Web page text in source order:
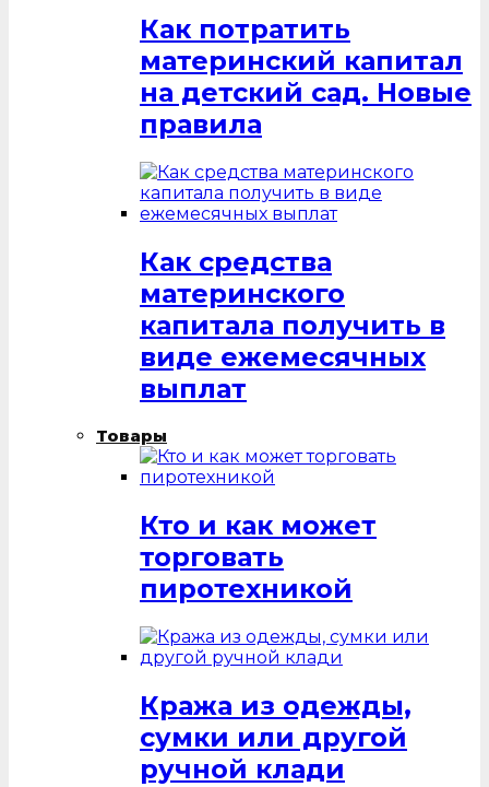
Как потратить
материнский капитал
на детский сад. Новые
правила
Как средства
материнского
капитала получить в
виде ежемесячных
выплат
Товары
Кто и как может
торговать
пиротехникой
Кража из одежды,
сумки или другой
ручной клади